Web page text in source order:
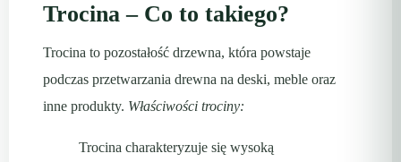
Trocina – Co to takiego?
Trocina to pozostałość drzewna, która powstaje
podczas przetwarzania drewna na deski, meble oraz
inne produkty. Właściwości trociny:
Trocina charakteryzuje się wysoką